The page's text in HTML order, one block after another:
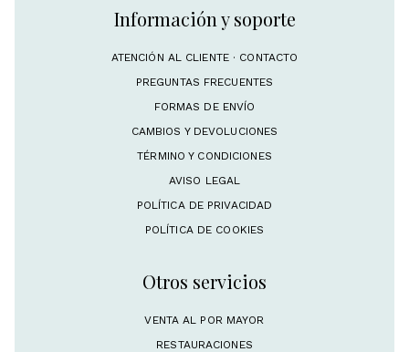
Información y soporte
ATENCIÓN AL CLIENTE · CONTACTO
PREGUNTAS FRECUENTES
FORMAS DE ENVÍO
CAMBIOS Y DEVOLUCIONES
TÉRMINO Y CONDICIONES
AVISO LEGAL
POLÍTICA DE PRIVACIDAD
POLÍTICA DE COOKIES
Otros servicios
VENTA AL POR MAYOR
RESTAURACIONES